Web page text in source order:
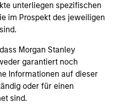
unterliegen spezifischen
im Prospekt des jeweiligen
Morgan Stanley
garantiert noch
Informationen auf dieser
oder für einen
sind.
Vergangenheit ist kein